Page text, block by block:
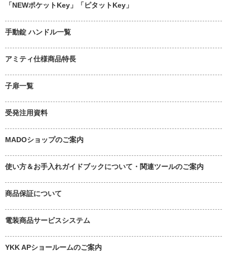
「NEWポケットKey」「ピタットKey」
手動錠 ハンドル一覧
アミティ仕様商品特長
子扉一覧
受発注用資料
MADOショップのご案内
使い方＆お手入れガイドブックについて・関連ツールのご案内
商品保証について
電装商品サービスシステム
YKK APショールームのご案内